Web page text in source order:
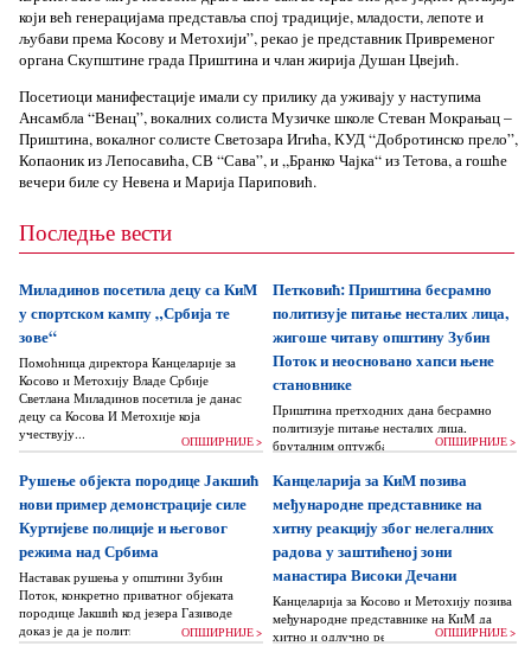
који већ генерацијама представља спој традиције, младости, лепоте и
љубави према Косову и Метохији”, рекао је представник Привременог
органа Скупштине града Приштина и члан жирија Душан Цвејић.
Посетиоци манифестације имали су прилику да уживају у наступима
Ансамбла “Венац”, вокалних солиста Музичке школе Стеван Мокрањац –
Приштина, вокалног солисте Светозара Игића, КУД “Добротинско прело”,
Копаоник из Лепосавића, СВ “Сава”, и „Бранко Чајка“ из Тетова, а гошће
вечери биле су Невена и Марија Париповић.
Последње вести
Миладинов посетила децу са КиМ
у спортском кампу „Србија те
зове“
Помоћница директора Канцеларије за
Косово и Метохију Владе Србије
Светлана Миладинов посетила је данас
децу са Косова И Метохије која
учествују...
ОПШИРНИЈЕ >
Петковић: Приштина бесрамно
политизује питање несталих лица,
жигоше читаву општину Зубин
Поток и неосновано хапси њене
становнике
Приштина претходних дана бесрамно
политизује питање несталих лица,
бруталним оптужбама на рачун Београда
жигоше...
ОПШИРНИЈЕ >
Рушење објекта породице Јакшић
нови пример демонстрације силе
Куртијеве полиције и његовог
режима над Србима
Наставак рушења у општини Зубин
Поток, конкретно приватног објеката
породице Јакшић код језера Газиводе
доказ је да је политика Аљбина Куртија...
ОПШИРНИЈЕ >
Канцеларија за КиМ позива
међународне представнике на
хитну реакцију због нелегалних
радова у заштићеној зони
манастира Високи Дечани
Канцеларија за Косово и Метохију позива
међународне представнике на КиМ да
хитно и одлучно реагују и да безОПШИРНИЈЕ >